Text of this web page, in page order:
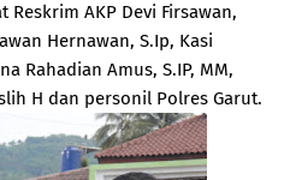
Reskrim AKP Devi Firsawan,
Hernawan, S.Ip, Kasi
Rahadian Amus, S.IP, MM,
H dan personil Polres Garut.